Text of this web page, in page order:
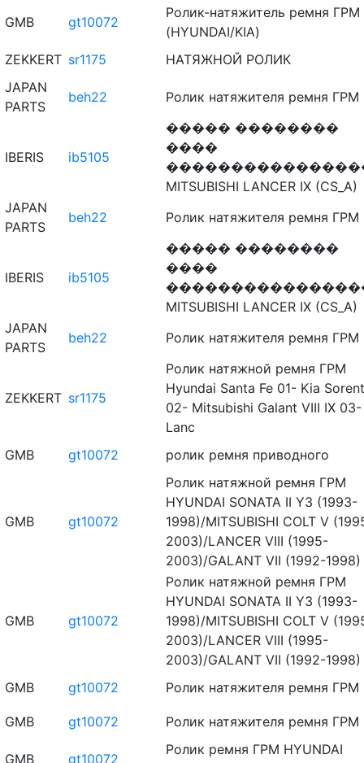
GMB
gt10072
Ролик-натяжитель ремня ГРМ
(HYUNDAI/KIA)
ZEKKERT sr1175
НАТЯЖНОЙ РОЛИК
JAPAN
PARTS
beh22 Ролик натяжителя ремня ГРМ
IBERIS ib5105
����� ��������
����
MITSUBISHI LANCER IX (CS_A)
JAPAN
PARTS
beh22 Ролик натяжителя ремня ГРМ
IBERIS ib5105
����� ��������
����
MITSUBISHI LANCER IX (CS_A)
JAPAN
PARTS
beh22 Ролик натяжителя ремня ГРМ
ZEKKERT sr1175
Ролик натяжной ремня ГРМ
Hyundai Santa Fe 01- Kia
02- Mitsubishi Galant VIII IX 03-
Lanc
GMB
gt10072 ролик ремня приводного
GMB gt10072
Ролик натяжной ремня ГРМ
HYUNDAI SONATA II Y3 (1993-
1998)/MITSUBISHI COLT V
2003)/LANCER VIII (1995-
2003)/GALANT VII (1992-1998)
GMB gt10072
Ролик натяжной ремня ГРМ
HYUNDAI SONATA II Y3 (1993-
1998)/MITSUBISHI COLT V
2003)/LANCER VIII (1995-
2003)/GALANT VII (1992-1998)
GMB
gt10072 Ролик натяжителя ремня ГРМ
GMB gt10072 Ролик натяжителя ремня ГРМ
GMB gt10072
Ролик ремня ГРМ HYUNDAI